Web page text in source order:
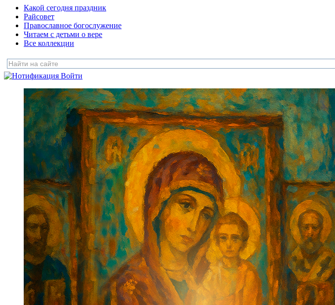
Какой сегодня праздник
Райсовет
Православное богослужение
Читаем с детьми о вере
Все коллекции
Войти